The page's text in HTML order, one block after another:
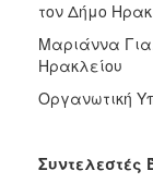
τον Δήμο
Μαριάννα
Ηρακλείου
Οργανωτική
Συντελεστές